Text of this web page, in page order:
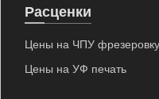
Расценки
Цены на ЧПУ фрезеровку
Цены на УФ печать